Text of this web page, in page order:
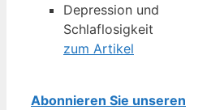
Depression und
Schlaflosigkeit
zum Artikel
Abonnieren Sie unseren